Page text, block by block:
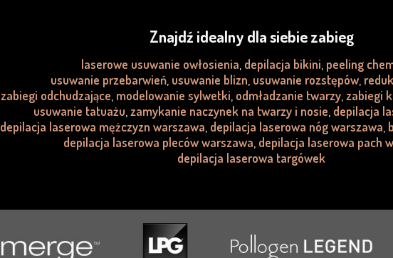
Znajdź idealny dla siebie zabieg
laserowe usuwanie owłosienia depilacja bikini peeling
usuwanie przebarwień usuwanie blizn usuwanie rozstępów
zabiegi odchudzające modelowanie sylwetki odmładzanie twarzy, zabiegi
usuwanie tatuażu zamykanie naczynek na twarzy i nosie depilacja
depilacja laserowa mężczyzn warszawa depilacja laserowa nóg warszawa
depilacja laserowa pleców warszawa depilacja laserowa pach
depilacja laserowa targówek